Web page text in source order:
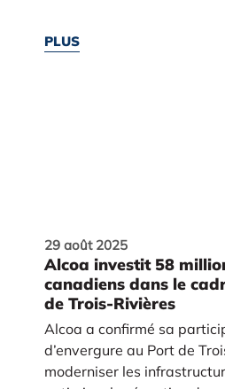
PLUS
29 août 2025
Alcoa investit 58
canadiens dans le
de Trois-Rivières
Alcoa a confirmé sa
d’envergure au Port de
moderniser les